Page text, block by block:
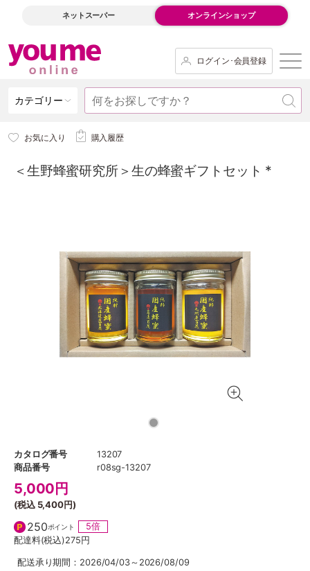
ネットスーパー オンラインショップ
ログイン･会員登録
カテゴリー
お気に入り 購入履歴
＜生野蜂蜜研究所＞生の蜂蜜ギフトセット *
カタログ番号
13207
商品番号
r08sg-13207
5,000 円
(税込 5,400円)
250ポイント
5倍
配達料(税込)275円
配送承り期間：2026/04/03～2026/08/09